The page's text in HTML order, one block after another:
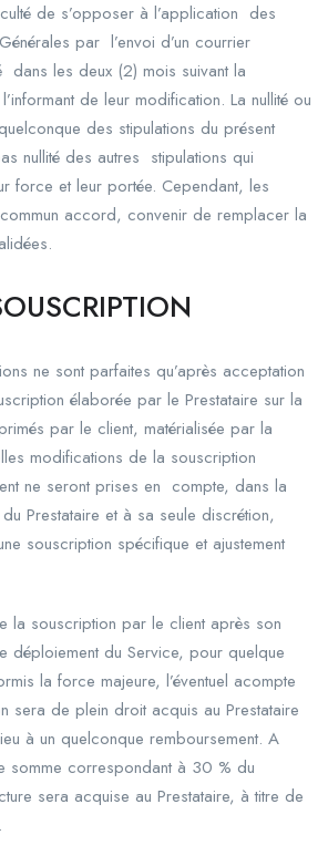
de s’opposer à l’application des
par l’envoi d’un courrier
dans les deux (2) mois suivant la
de leur modification. La nullité ou
des stipulations du présent
nullité des autres stipulations qui
force et leur portée. Cependant, les
accord, convenir de remplacer la
ne sont parfaites qu’après acceptation
élaborée par le Prestataire sur la
par le client, matérialisée par la
modifications de la souscription
ne seront prises en compte, dans la
Prestataire et à sa seule discrétion,
souscription spécifique et ajustement
la souscription par le client après son
déploiement du Service, pour quelque
la force majeure, l’éventuel acompte
sera de plein droit acquis au Prestataire
à un quelconque remboursement. A
somme correspondant à 30 % du
sera acquise au Prestataire, à titre de